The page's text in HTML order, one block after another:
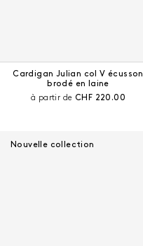
Cardigan Julian col V écusson
brodé en laine
à partir de Prix courant :
CHF 220.00
Nouvelle collection